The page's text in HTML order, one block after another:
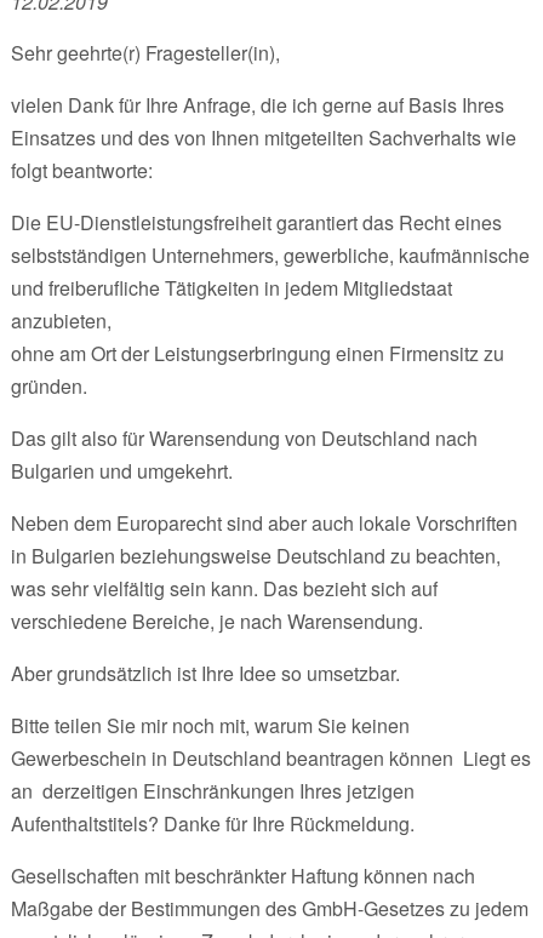
Sehr geehrte(r) Fragesteller(in),
vielen Dank für Ihre Anfrage, die ich gerne auf Basis Ihres
Einsatzes und des von Ihnen mitgeteilten Sachverhalts wie
folgt beantworte:
Die EU-Dienstleistungsfreiheit garantiert das Recht eines
selbstständigen Unternehmers, gewerbliche, kaufmännische
und freiberufliche Tätigkeiten in jedem Mitgliedstaat
anzubieten,
ohne am Ort der Leistungserbringung einen Firmensitz zu
gründen.
Das gilt also für Warensendung von Deutschland nach
Bulgarien und umgekehrt.
Neben dem Europarecht sind aber auch lokale Vorschriften
in Bulgarien beziehungsweise Deutschland zu beachten,
was sehr vielfältig sein kann. Das bezieht sich auf
verschiedene Bereiche, je nach Warensendung.
Aber grundsätzlich ist Ihre Idee so umsetzbar.
Bitte teilen Sie mir noch mit, warum Sie keinen
Gewerbeschein in Deutschland beantragen können Liegt es
an derzeitigen Einschränkungen Ihres jetzigen
Aufenthaltstitels? Danke für Ihre Rückmeldung.
Gesellschaften mit beschränkter Haftung können nach
Maßgabe der Bestimmungen des GmbH-Gesetzes zu jedem